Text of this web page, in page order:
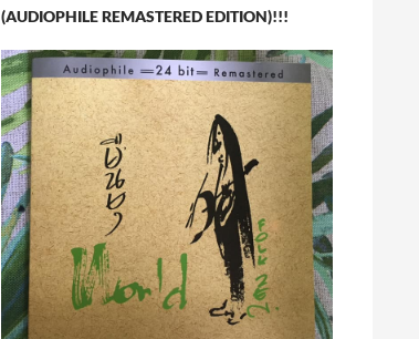
(AUDIOPHILE REMASTERED EDITION)!!!